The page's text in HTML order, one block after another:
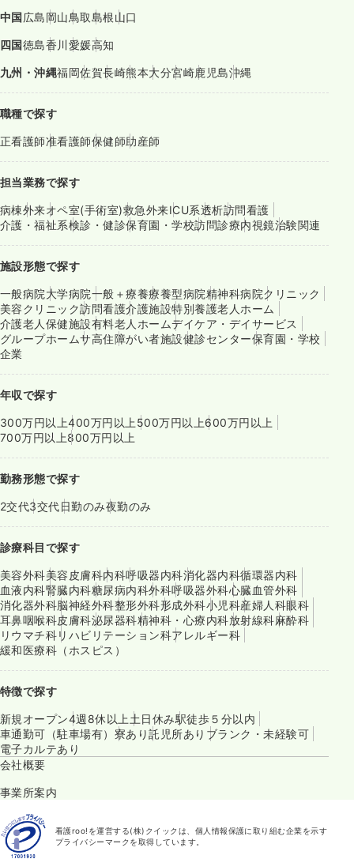
中国広島岡山鳥取島根山口
四国徳島香川愛媛高知
九州・沖縄福岡佐賀長崎熊本大分宮崎鹿児島沖縄
職種で探す
正看護師准看護師保健師助産師
担当業務で探す
病棟外来オペ室(手術室)救急外来ICU系透析訪問看護
介護・福祉系検診・健診保育園・学校訪問診療内視鏡治験関連
施設形態で探す
一般病院大学病院一般＋療養療養型病院精神科病院クリニック
美容クリニック訪問看護介護施設特別養護老人ホーム
介護老人保健施設有料老人ホームデイケア・デイサービス
グループホームサ高住障がい者施設健診センター保育園・学校
企業
年収で探す
300万円以上400万円以上 500万円以上600万円以上
700万円以上800万円以上
勤務形態で探す
2交代3交代日勤のみ夜勤のみ
診療科目で探す
美容外科美容皮膚科内科呼吸器内科消化器内科循環器内科
血液内科腎臓内科糖尿病内科外科呼吸器外科心臓血管外科
消化器外科脳神経外科整形外科形成外科小児科産婦人科眼科
耳鼻咽喉科皮膚科泌尿器科精神科・心療内科放射線科麻酔科
リウマチ科リハビリテーション科アレルギー科
緩和医療科（ホスピス）
特徴で探す
新規オープン4週8休以上 土日休み駅徒歩５分以内
車通勤可（駐車場有） 寮あり託児所あり ブランク・未経験可
電子カルテあり
会社概要
事業所案内
看護roo!を運営する(株)クイックは、個人情報保護に取り組む企業を示す
プライバシーマークを取得しています。